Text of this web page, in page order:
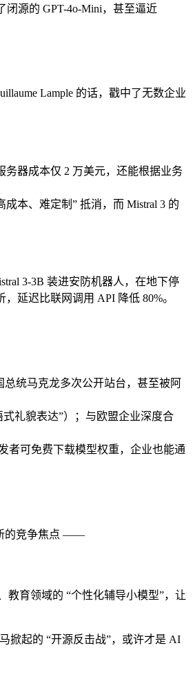
闭源的 GPT-4o-Mini，甚至逼近
Lample 的话，戳中了无数企业
务器成本仅 2 万美元，还能根据业务
本、难定制” 抵消，而 Mistral 3 的
3-3B 装进安防机器人，在地下停
延迟比联网调用 API 降低 80%。
统马克龙多次公开站台，甚至被阿
礼貌表达”）；与欧盟企业深度合
者可免费下载模型权重，企业也能通
的竞争焦点 ——
教育领域的 “个性化辅导小模型”，让
掀起的 “开源反击战”，或许才是 AI